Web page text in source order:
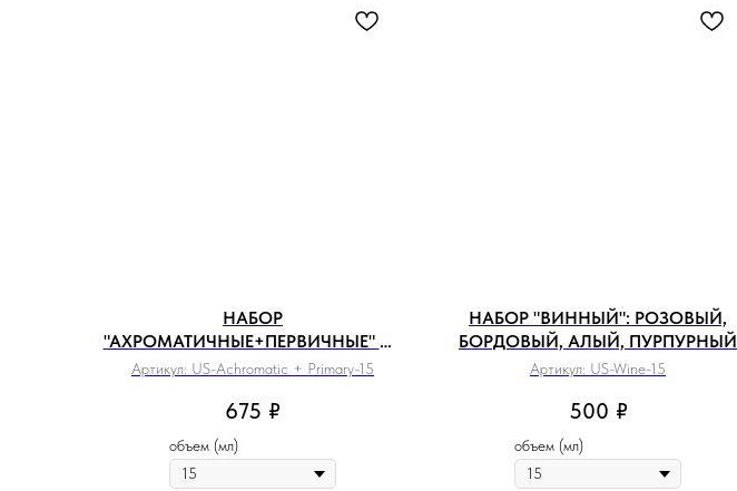
НАБОР
"АХРОМАТИЧНЫЕ+ПЕРВИЧНЫЕ" ИЗ
5 БАЗОВЫХ ЦВЕТОВ
Артикул: US-Achromatic + Primary-15
675 ₽
объем (мл)
НАБОР "ВИННЫЙ": РОЗОВЫЙ,
БОРДОВЫЙ, АЛЫЙ, ПУРПУРНЫЙ
Артикул: US-Wine-15
500 ₽
объем (мл)